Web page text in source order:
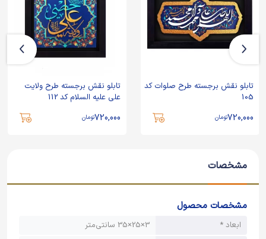
تابلو نقش برجسته طرح صلوات کد
105
720,000تومان
تابلو نقش برجسته طرح ولایت
علی علیه السلام کد 112
720,000تومان
مشخصات
مشخصات محصول
ابعاد *
3×25×35 سانتی‌متر